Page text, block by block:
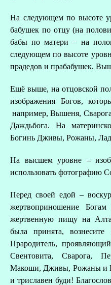
На следующем по высоте
бабушек по отцу (на
бабы по матери – на
следующем по высоте
прадедов и прабабушек.
Ещё выше, на отцовской
изображения Богов,
например, Вышеня,
Даждьбога. На
Богинь Дживы, Рожаны,
На высшем уровне –
использовать фотографию
Перед своей едой –
жертвоприношение
жертвенную пищу на
была принята,
Прародитель,
Свентовита, Сварога,
Макоши, Дживы, Рожаны и
и триславен буди!